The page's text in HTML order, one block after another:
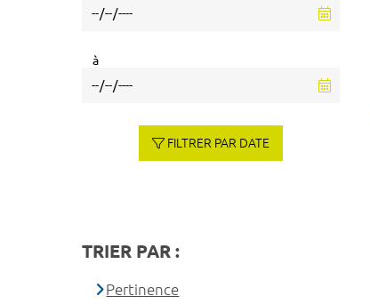
à
FILTRER PAR DATE
TRIER PAR :
Pertinence